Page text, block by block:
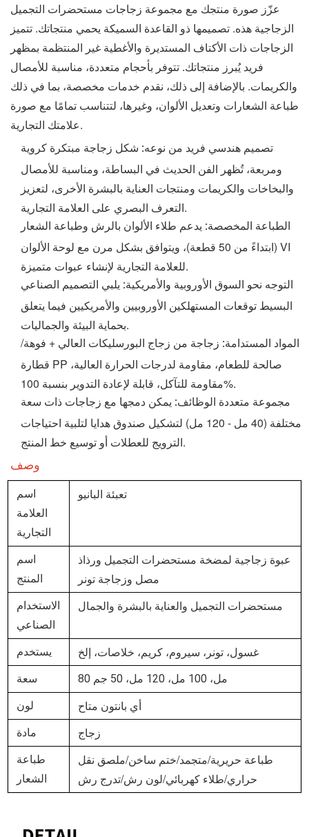
عزّز صورة منتجك مع مجموعة زجاجات مستحضرات التجميل
الزجاجية هذه. تصميمها ذو القاعدة السميكة يحمي منتجاتك. تتميز
الزجاجات ذات الأكتاف المستديرة والأغطية غير المنتظمة بمظهر
فريد يُبرز منتجاتك. تتوفر بأحجام متعددة، مناسبة للأمصال
والكريمات. بالإضافة إلى ذلك، نقدم خدمات مخصصة، بما في ذلك
طباعة الشعارات وتعديل الألوان، وغيرها، لتتناسب تمامًا مع صورة
علامتك التجارية.
تصميم هندسي فريد من نوعه: شكل زجاجة مبتكرة كروية
ومربعة، تُظهر الفن الحديث في البساطة، ومناسبة للأمصال
والبخاخات والكريمات ومنتجات العناية بالبشرة الأخرى، لتعزيز
الطباعة المخصصة: يدعم طلاء الألوان بالرش وطباعة الشعار
(ابتداءً من 50 قطعة)، ويتوافق بشكل مرن مع لوحة الألوان VI
التوجه نحو السوق الأوروبية والأمريكية: يلبي التصميم الصناعي
البسيط توقعات المستهلكين الأوروبيين والأمريكيين فيما يتعلق
المواد المستدامة: زجاجة من زجاج البورسليكات العالي + فوهة/
قطارة PP صالحة للطعام، مقاومة لدرجات الحرارة العالية،
مقاومة للتآكل، قابلة لإعادة التدوير بنسبة 100%.
مجموعة متعددة الوظائف: يمكن دمجها مع زجاجات ذات سعة
مختلفة (40 مل - 120 مل) لتشكيل صندوق هدايا لتلبية احتياجات
وصف
اسم
العلامة
التجارية
تعبئة البانيو
اسم
المنتج
عبوة زجاجية لمضخة مستحضرات التجميل ورذاذ
مصل وزجاجة تونر
الاستخدام
الصناعي
مستحضرات التجميل والعناية بالبشرة والجمال
يستخدم غسول، تونر، سيروم، كريم، خلاصات، إلخ
سعة 80 مل، 100 مل، 120 مل، 50 جم
لون أي بانتون متاح
مادة زجاج
طباعة
الشعار
طباعة حريرية/متجمد/ختم ساخن/ملصق نقل
حراري/طلاء كهربائي/لون رش/تدرج رش